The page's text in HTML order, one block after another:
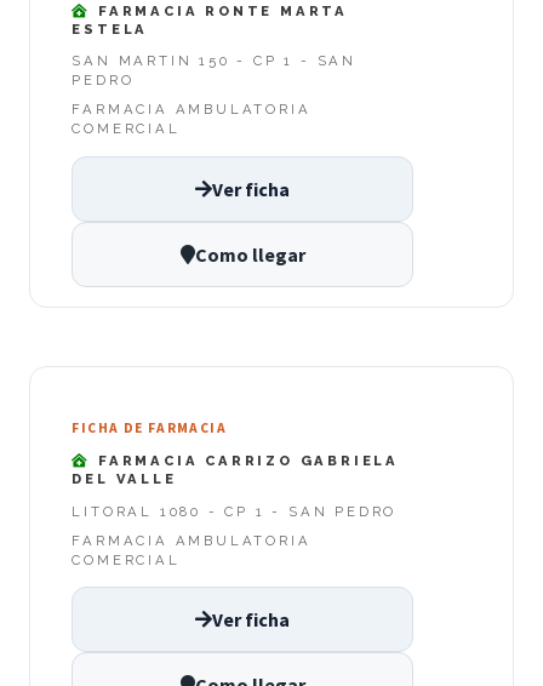
FARMACIA RONTE MARTA
ESTELA
SAN MARTIN 150 - CP 1 - SAN
PEDRO
FARMACIA AMBULATORIA
COMERCIAL
Ver ficha
Como llegar
FICHA DE FARMACIA
FARMACIA CARRIZO GABRIELA
DEL VALLE
LITORAL 1080 - CP 1 - SAN PEDRO
FARMACIA AMBULATORIA
COMERCIAL
Ver ficha